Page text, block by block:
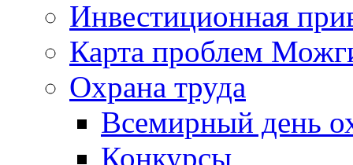
Инвестиционная
Карта проблем
Охрана труда
Всемирный день
Конкурсы